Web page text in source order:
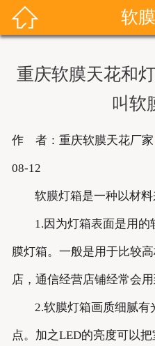
 软
重庆软膜天花和
叫软
作 者：重庆软膜天花厂家
08-12
软膜灯箱是一种以材料
1.因为灯箱表面是用
膜灯箱。一般是用于比较
店，通信经营店铺经常会用
2.软膜灯箱画质细腻
点。加之LED的亮度可以